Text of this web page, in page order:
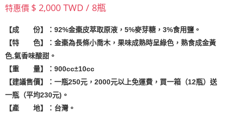
特惠價 $ 2,000 TWD / 8瓶
【成 份】：92%金棗皮萃取原液，5%麥芽糖，3%食用鹽。
【特 色】：金棗為長條小喬木，果味成熟時呈綠色，熟食成金黃
色,氣香味酸甜。
【重 量】：900cc±10cc
【建議售價】：一瓶250元，2000元以上免運費，買一箱（12瓶）送
一瓶（平均230元)。
【產 地】：台灣。